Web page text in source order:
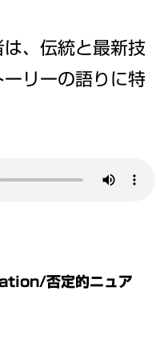
は、伝統と最新技
リーの語りに特
否定的ニュア